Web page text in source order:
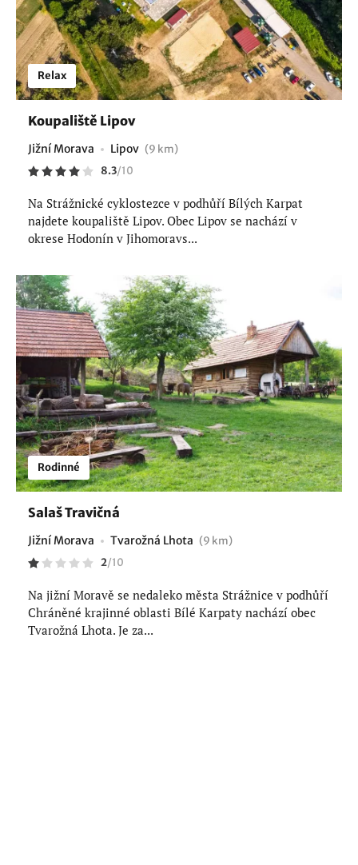
Relax
Koupaliště Lipov
Jižní Morava Lipov (9 km)
8.3/10
Na Strážnické cyklostezce v podhůří Bílých Karpat
najdete koupaliště Lipov. Obec Lipov se nachází v
okrese Hodonín v Jihomoravs...
Rodinné
Salaš Travičná
Jižní Morava Tvarožná Lhota (9 km)
2/10
Na jižní Moravě se nedaleko města Strážnice v podhůří
Chráněné krajinné oblasti Bílé Karpaty nachází obec
Tvarožná Lhota. Je za...